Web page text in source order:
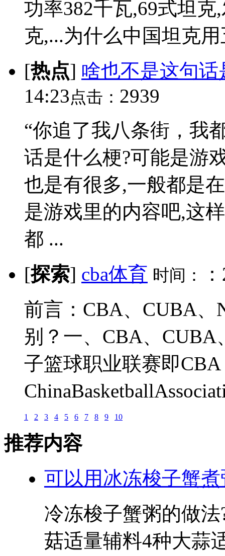
功率382千瓦,69式坦
克,...为什么中国坦克
[热点] 啥也不是这句话
14:23点击： 2939
“你追了我八条街，我
话是什么梗?可能是游
也是有很多,一般都是
是游戏里的内容吧,这
都 ...
[探索] cba体育 时间：
前言：CBA、CUBA
别？一、CBA、
子篮球职业联赛即
1 2 3 4 5 6 7 8 9 10
推荐内容
可以用冰冻梭子蟹
冷冻梭子蟹粥的做
菇适量辅料4种大蒜